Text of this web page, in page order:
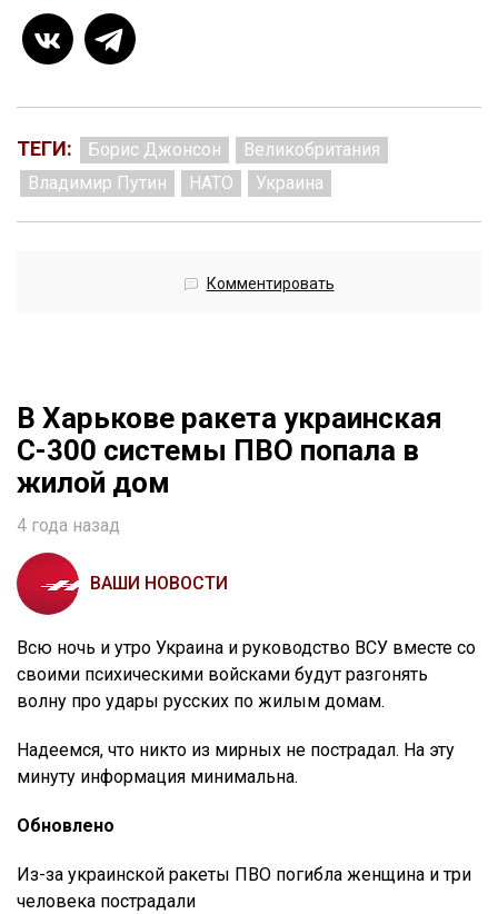
ТЕГИ: Борис Джонсон
Великобритания
Владимир Путин
НАТО Украина
Комментировать
В Харькове ракета украинская
С-300 системы ПВО попала в
жилой дом
4 года назад
ВАШИ НОВОСТИ
Всю ночь и утро Украина и руководство ВСУ вместе со
своими психическими войсками будут разгонять
волну про удары русских по жилым домам.
Надеемся, что никто из мирных не пострадал. На эту
минуту информация минимальна.
Обновлено
Из-за украинской ракеты ПВО погибла женщина и три
человека пострадали